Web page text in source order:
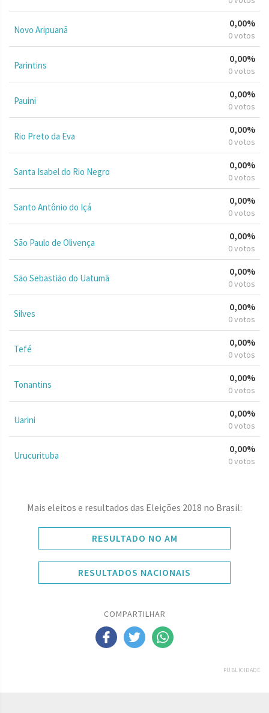
Novo Aripuanã
0,00%
0 votos
Parintins
0,00%
0 votos
Pauini
0,00%
0 votos
Rio Preto da Eva
0,00%
0 votos
Santa Isabel do Rio Negro
0,00%
0 votos
Santo Antônio do Içá
0,00%
0 votos
São Paulo de Olivença
0,00%
0 votos
São Sebastião do Uatumã
0,00%
0 votos
Silves
0,00%
0 votos
Tefé
0,00%
0 votos
Tonantins
0,00%
0 votos
Uarini
0,00%
0 votos
Urucurituba
0,00%
0 votos
Mais eleitos e resultados das Eleições 2018 no Brasil:
RESULTADO NO AM
RESULTADOS NACIONAIS
COMPARTILHAR
PUBLICIDADE